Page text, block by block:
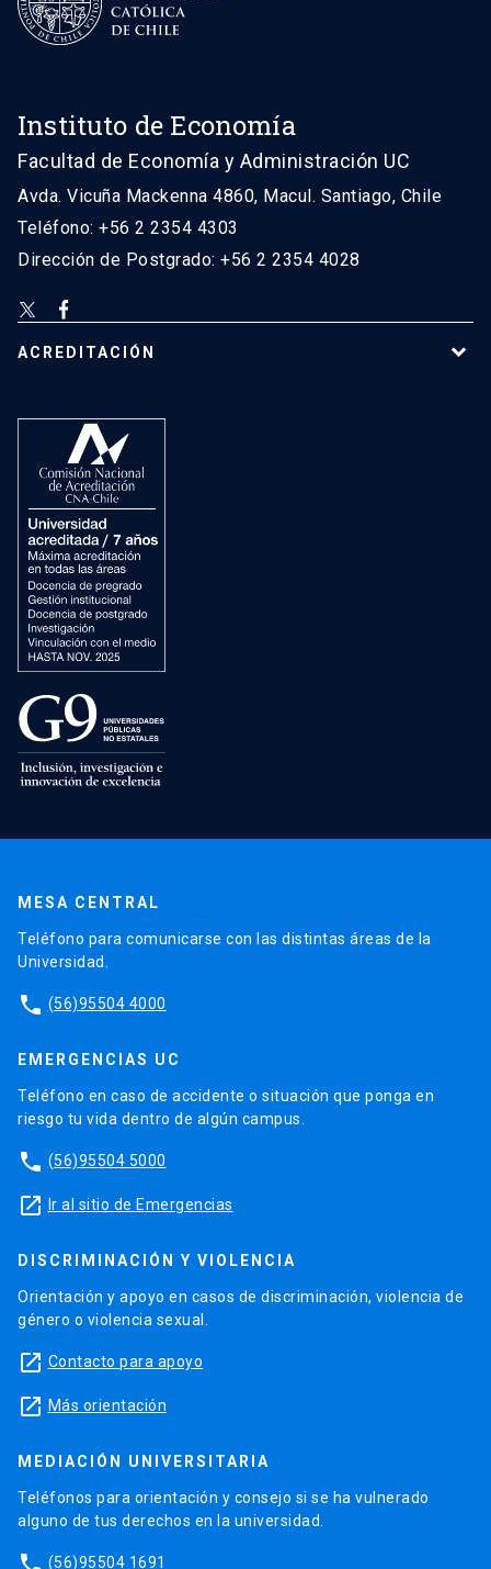
Instituto de Economía
Facultad de Economía y Administración UC
Avda. Vicuña Mackenna 4860, Macul. Santiago, Chile
Teléfono: +56 2 2354 4303
Dirección de Postgrado: +56 2 2354 4028
ACREDITACIÓN
MESA CENTRAL
Teléfono para comunicarse con las distintas áreas de la
Universidad.
phone (56)95504 4000
EMERGENCIAS UC
Teléfono en caso de accidente o situación que ponga en
riesgo tu vida dentro de algún campus.
phone (56)95504 5000
launch Ir al sitio de Emergencias
DISCRIMINACIÓN Y VIOLENCIA
Orientación y apoyo en casos de discriminación, violencia de
género o violencia sexual.
launch Contacto para apoyo
launch Más orientación
MEDIACIÓN UNIVERSITARIA
Teléfonos para orientación y consejo si se ha vulnerado
alguno de tus derechos en la universidad.
(56)95504 1691